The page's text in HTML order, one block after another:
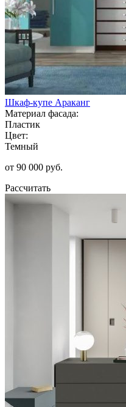
Шкаф-купе Араканг
Материал фасада:
Пластик
Цвет:
Темный
от 90 000 руб.
Рассчитать